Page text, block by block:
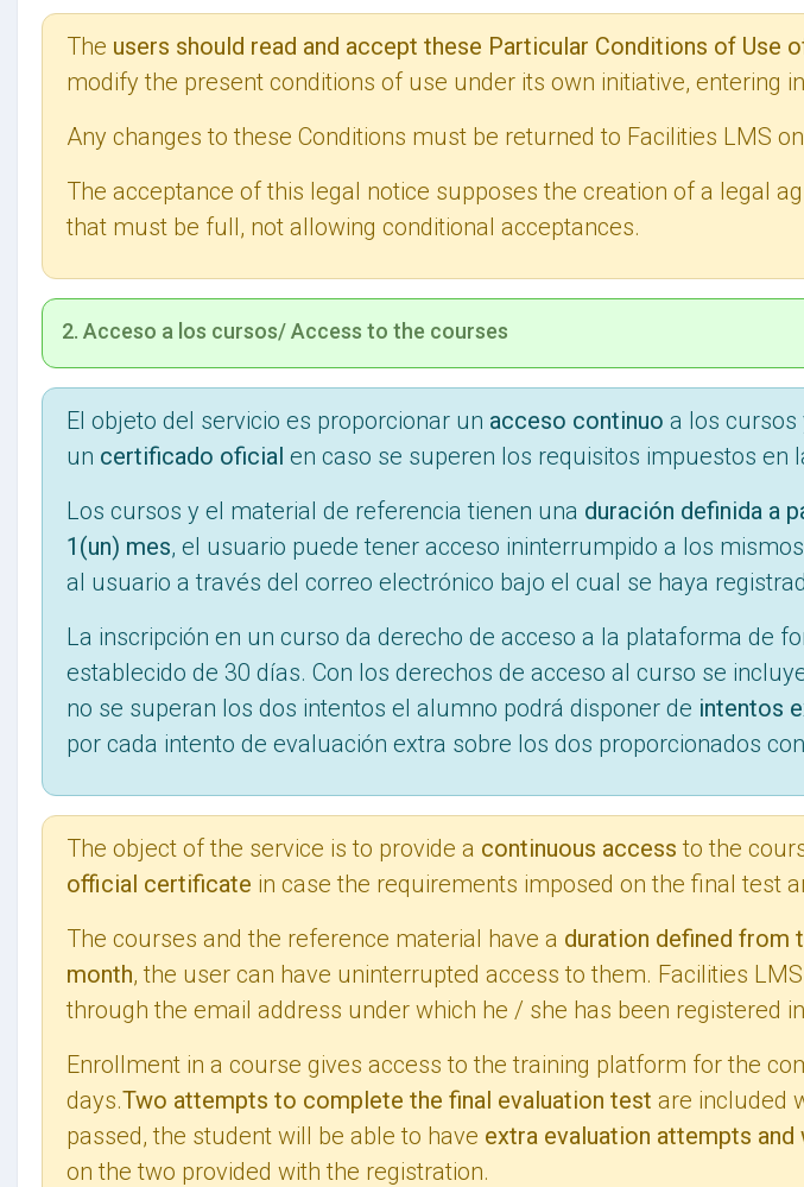
The users should read and accept these Particular Conditions of Use
modify the present conditions of use under its own initiative,
Any changes to these Conditions must be returned to Facilities LMS
The acceptance of this legal notice supposes the creation of a legal
that must be full, not allowing conditional acceptances.
2. Acceso a los cursos/ Access to the courses
El objeto del servicio es proporcionar un acceso continuo a los cursos
un certificado oficial en caso se superen los requisitos impuestos en
Los cursos y el material de referencia tienen una duración definida a
1(un) mes, el usuario puede tener acceso ininterrumpido a los
al usuario a través del correo electrónico bajo el cual se haya
La inscripción en un curso da derecho de acceso a la plataforma de
establecido de 30 días. Con los derechos de acceso al curso se
no se superan los dos intentos el alumno podrá disponer de intentos
por cada intento de evaluación extra sobre los dos proporcionados
The object of the service is to provide a continuous access to the
official certificate in case the requirements imposed on the final test
The courses and the reference material have a duration defined from
month, the user can have uninterrupted access to them. Facilities
through the email address under which he / she has been registered
Enrollment in a course gives access to the training platform for the
days.Two attempts to complete the final evaluation test are included
passed, the student will be able to have extra evaluation attempts
on the two provided with the registration.